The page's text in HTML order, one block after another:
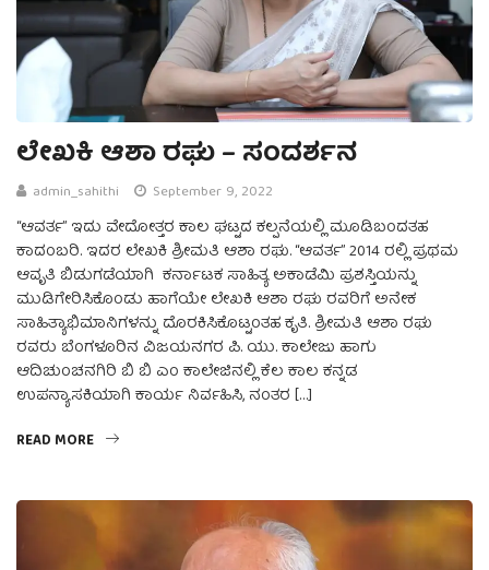
ಲೇಖಕಿ ಆಶಾ ರಘು – ಸಂದರ್ಶನ
admin_sahithi September 9, 2022
“ಆವರ್ತ” ಇದು ವೇದೋತ್ತರ ಕಾಲ ಘಟ್ಟದ ಕಲ್ಪನೆಯಲ್ಲಿ ಮೂಡಿಬಂದತಹ
ಕಾದಂಬರಿ. ಇದರ ಲೇಖಕಿ ಶ್ರೀಮತಿ ಆಶಾ ರಘು. “ಆವರ್ತ” 2014 ರಲ್ಲಿ ಪ್ರಥಮ
ಆವೃತಿ ಬಿಡುಗಡೆಯಾಗಿ ಕರ್ನಾಟಕ ಸಾಹಿತ್ಯ ಅಕಾಡೆಮಿ ಪ್ರಶಸ್ತಿಯನ್ನು
ಮುಡಿಗೇರಿಸಿಕೊಂಡು ಹಾಗೆಯೇ ಲೇಖಕಿ ಆಶಾ ರಘು ರವರಿಗೆ ಅನೇಕ
ಸಾಹಿತ್ಯಾಭಿಮಾನಿಗಳನ್ನು ದೊರಕಿಸಿಕೊಟ್ಟಂತಹ ಕೃತಿ. ಶ್ರೀಮತಿ ಆಶಾ ರಘು
ರವರು ಬೆಂಗಳೂರಿನ ವಿಜಯನಗರ ಪಿ. ಯು. ಕಾಲೇಜು ಹಾಗು
ಆದಿಚುಂಚನಗಿರಿ ಬಿ ಬಿ ಎಂ ಕಾಲೇಜಿನಲ್ಲಿ ಕೆಲ ಕಾಲ ಕನ್ನಡ
ಉಪನ್ಯಾಸಕಿಯಾಗಿ ಕಾರ್ಯ ನಿರ್ವಹಿಸಿ, ನಂತರ […]
READ MORE